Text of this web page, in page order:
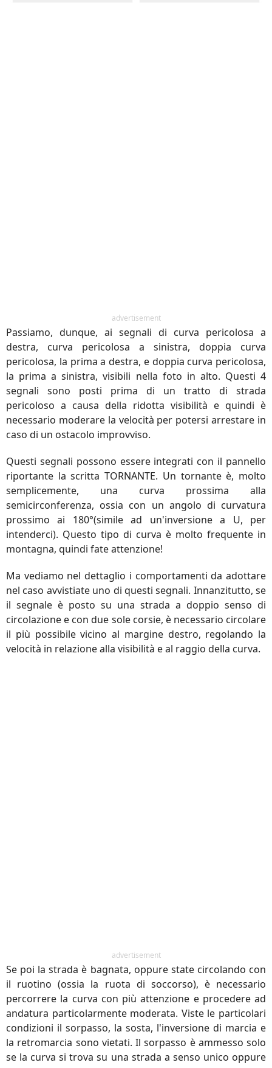
advertisement
Passiamo, dunque, ai segnali di curva pericolosa a
destra, curva pericolosa a sinistra, doppia curva
pericolosa, la prima a destra, e doppia curva pericolosa,
la prima a sinistra, visibili nella foto in alto. Questi 4
segnali sono posti prima di un tratto di strada
pericoloso a causa della ridotta visibilità e quindi è
necessario moderare la velocità per potersi arrestare in
caso di un ostacolo improvviso.
Questi segnali possono essere integrati con il pannello
riportante la scritta TORNANTE. Un tornante è, molto
semplicemente, una curva prossima alla
semicirconferenza, ossia con un angolo di curvatura
prossimo ai 180°(simile ad un'inversione a U, per
intenderci). Questo tipo di curva è molto frequente in
montagna, quindi fate attenzione!
Ma vediamo nel dettaglio i comportamenti da adottare
nel caso avvistiate uno di questi segnali. Innanzitutto, se
il segnale è posto su una strada a doppio senso di
circolazione e con due sole corsie, è necessario circolare
il più possibile vicino al margine destro, regolando la
velocità in relazione alla visibilità e al raggio della curva.
advertisement
Se poi la strada è bagnata, oppure state circolando con
il ruotino (ossia la ruota di soccorso), è necessario
percorrere la curva con più attenzione e procedere ad
andatura particolarmente moderata. Viste le particolari
condizioni il sorpasso, la sosta, l'inversione di marcia e
la retromarcia sono vietati. Il sorpasso è ammesso solo
se la curva si trova su una strada a senso unico oppure